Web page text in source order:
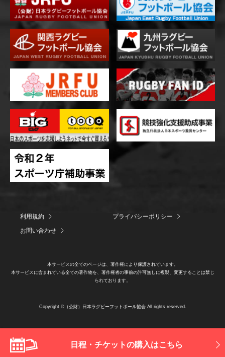
日程・チケットの購入はこちら
利用規約
プライバシーポリシー
お問い合わせ
本サービスの全てのページは、著作権により保護されています。
本サービスに含まれている全ての著作物を、著作権者の事前の許可無しに複製、変更することは禁じ
られております。
Copyright ©（公財）日本ラグビーフットボール協会 All rights reserved.